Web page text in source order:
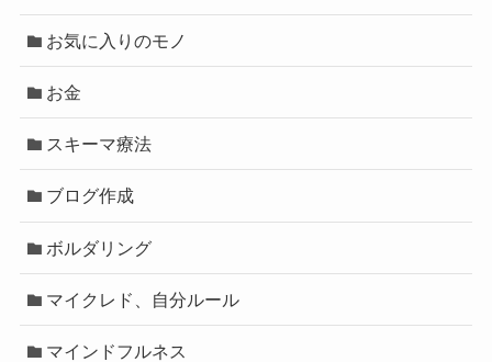
お気に入りのモノ
お金
スキーマ療法
ブログ作成
ボルダリング
マイクレド、自分ルール
マインドフルネス